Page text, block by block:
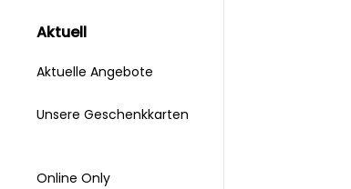
aktuell
Aktuelle Angebote
Unsere Geschenkkarten
Online Only